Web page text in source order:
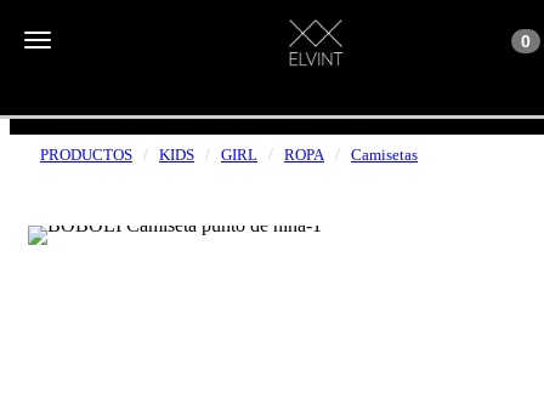
Toggle navigation Toggle
0
ENVÍOS GRATUITOS A PARTIR DE 50€
PRODUCTOS KIDS GIRL ROPA Camisetas